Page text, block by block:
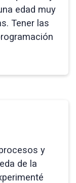
edad muy
Tener las
y
de la